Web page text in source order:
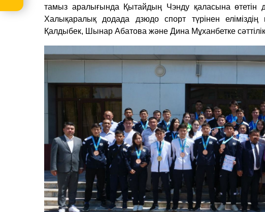
тамыз аралығында Қытайдың Чэнду қаласына өтетін
Халықаралық додада дзюдо спорт түрінен
Қалдыбек, Шынар Абатова және Дина Мұханбетке